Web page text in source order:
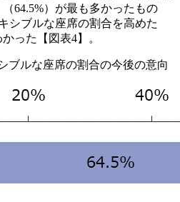
64.5%）が最も多かったもの
シブルな座席の割合を高めた
った【図表4】。
ブルな座席の割合の今後の意向